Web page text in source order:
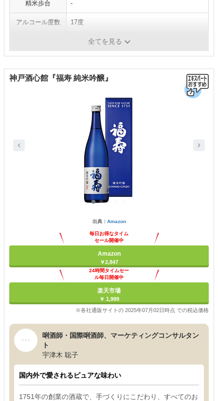
精米歩合 -
アルコール度数 17度
全てを見る
神戸酒心館『福寿 純米吟醸』
出典： Amazon
毎日お得なタイム
セール開催中
Amazon
￥2,847
24時間タイムセー
ル毎日開催中
楽天市場
￥ 1,999
※各社通販サイトの 2025年07月02日時点 での税込価格
唎酒師・国際唎酒師、マーケティングコンサルタン
ト
宇津木 聡子
国内外で愛されるピュアな味わい
1751年の創業の酒蔵で、手づくりにこだわり、すべてのお